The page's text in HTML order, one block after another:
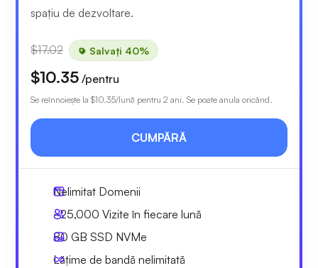
spațiu de dezvoltare.
$17.02 Salvați 40%
$10.35 /pentru
Se reînnoiește la $10.35/lună pentru 2 ani. Se poate anula oricând.
CUMPĂRĂ
Nelimitat Domenii
~25,000 Vizite în fiecare lună
80 GB SSD NVMe
Lățime de bandă nelimitată